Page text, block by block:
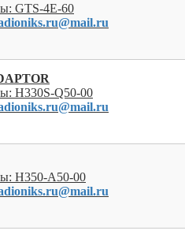
GTS-4E-60
H330S-Q50-00
H350-A50-00